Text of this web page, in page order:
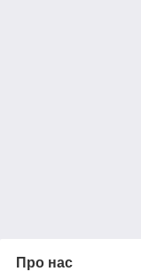
Про нас